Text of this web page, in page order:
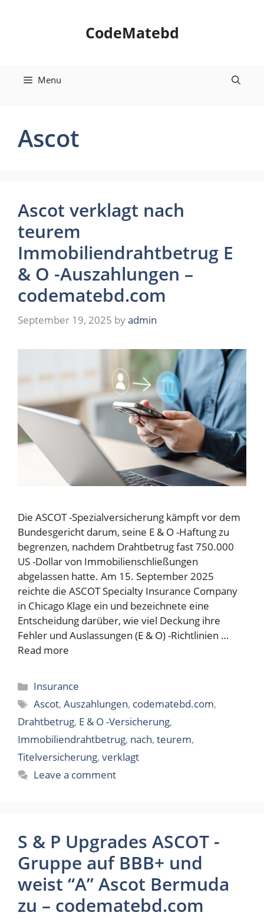
CodeMatebd
Menu
Ascot
Ascot verklagt nach
teurem
Immobiliendrahtbetrug E
& O -Auszahlungen –
codematebd.com
September 19, 2025 byadmin
Die ASCOT -Spezialversicherung kämpft vor dem
Bundesgericht darum, seine E & O -Haftung zu
begrenzen, nachdem Drahtbetrug fast 750.000
US -Dollar von Immobilienschließungen
abgelassen hatte. Am 15. September 2025
reichte die ASCOT Specialty Insurance Company
in Chicago Klage ein und bezeichnete eine
Entscheidung darüber, wie viel Deckung ihre
Fehler und Auslassungen (E & O) -Richtlinien …
Read more
Categories
Insurance
Tags
Ascot,Auszahlungen, codematebd.com,
Drahtbetrug, E & O -Versicherung,
Immobiliendrahtbetrug, nach, teurem,
Titelversicherung, verklagt
Leave a comment
S & P Upgrades ASCOT -
Gruppe auf BBB+ und
weist “A” Ascot Bermuda
zu – codematebd.com